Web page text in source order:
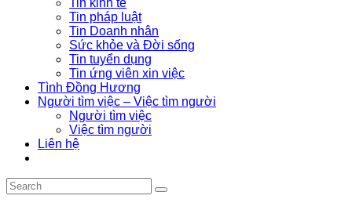
Tin kinh tế
Tin pháp luật
Tin Doanh nhân
Sức khỏe và Đời sống
Tin tuyển dụng
Tin ứng viên xin việc
Tình Đồng Hương
Người tìm việc – Việc tìm người
Người tìm việc
Việc tìm người
Liên hệ